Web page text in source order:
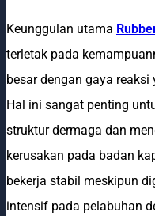
Keunggulan utama
terletak pada
besar dengan gaya
Hal ini sangat penting
struktur dermaga dan
kerusakan pada badan
bekerja stabil meskipun
intensif pada pelabuhan